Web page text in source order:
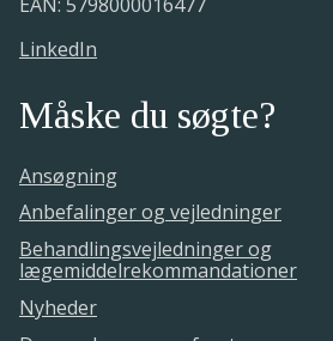
LinkedIn
Måske du søgte?
Ansøgning
Anbefalinger og vejledninger
Behandlingsvejledninger og
lægemiddelrekommandationer
Nyheder